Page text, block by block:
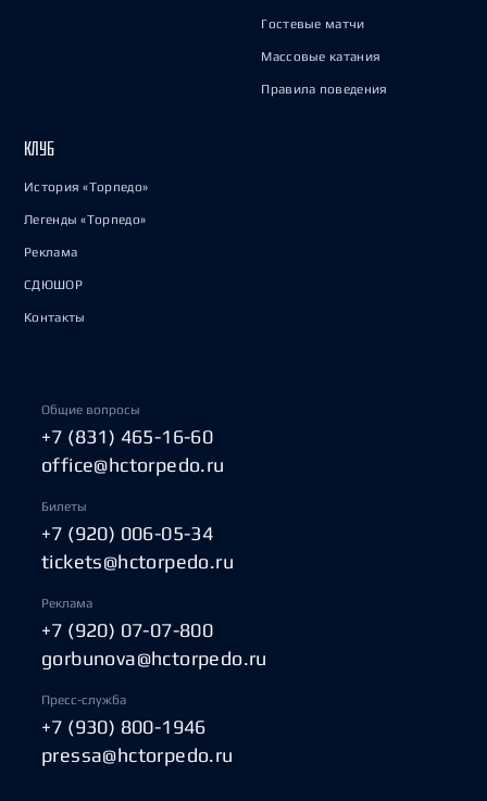
Гостевые матчи
Массовые катания
Правила поведения
КЛУБ
История «Торпедо»
Легенды «Торпедо»
Реклама
СДЮШОР
Контакты
Общие вопросы
+7 (831) 465-16-60
office@hctorpedo.ru
Билеты
+7 (920) 006-05-34
tickets@hctorpedo.ru
Реклама
+7 (920) 07-07-800
gorbunova@hctorpedo.ru
Пресс-служба
+7 (930) 800-1946
pressa@hctorpedo.ru